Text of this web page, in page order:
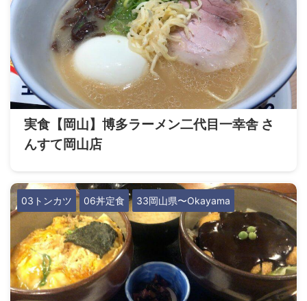
実食【岡山】博多ラーメン二代目一幸舎 さ
んすて岡山店
03トンカツ 06丼定食 33岡山県〜Okayama